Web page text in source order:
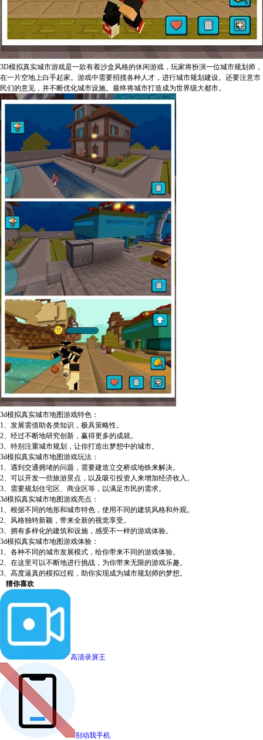
3D模拟真实城市游戏是一款有着沙盒风格的休闲游戏，玩家将扮演一位城市规划师，
在一片空地上白手起家。游戏中需要招揽各种人才，进行城市规划建设。还要注意市
民们的意见，并不断优化城市设施。最终将城市打造成为世界级大都市。
3d模拟真实城市地图游戏特色：
1、发展需借助各类知识，极具策略性。
2、经过不断地研究创新，赢得更多的成就。
3、特别注重城市规划，让你打造出梦想中的城市。
3d模拟真实城市地图游戏玩法：
1、遇到交通拥堵的问题，需要建造立交桥或地铁来解决。
2、可以开发一些旅游景点，以及吸引投资人来增加经济收入。
3、需要规划住宅区、商业区等，以满足市民的需求。
3d模拟真实城市地图游戏亮点：
1、根据不同的地形和城市特色，使用不同的建筑风格和外观。
2、风格独特新颖，带来全新的视觉享受。
3、拥有多样化的建筑和设施，感受不一样的游戏体验。
3d模拟真实城市地图游戏体验：
1、各种不同的城市发展模式，给你带来不同的游戏体验。
2、在这里可以不断地进行挑战，为你带来无限的游戏乐趣。
3、高度逼真的模拟过程，助你实现成为城市规划师的梦想。
猜你喜欢
高清录屏王
别动我手机